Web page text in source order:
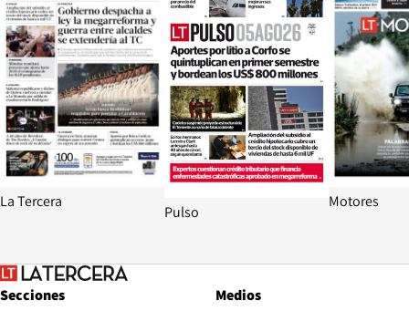
La Tercera
Pulso
Motores
Secciones
Medios